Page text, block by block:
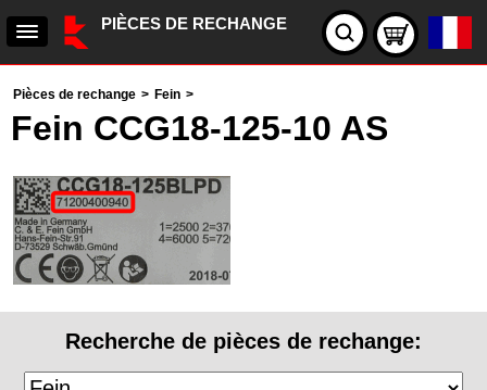
PIÈCES DE RECHANGE
Pièces de rechange > Fein >
Fein CCG18-125-10 AS
Recherche de pièces de rechange: